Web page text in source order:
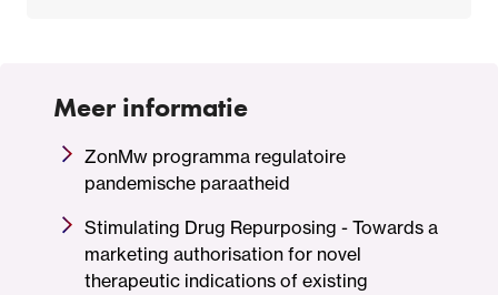
Meer informatie
ZonMw programma regulatoire
pandemische paraatheid
Stimulating Drug Repurposing - Towards a
marketing authorisation for novel
therapeutic indications of existing